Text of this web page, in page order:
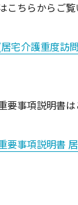
こちらからご覧
宅介護重度訪
要事項説明書
要事項説明書